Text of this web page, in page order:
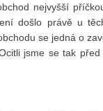
nejvyšší
došlo právě u
se jedná o
jsme se tak